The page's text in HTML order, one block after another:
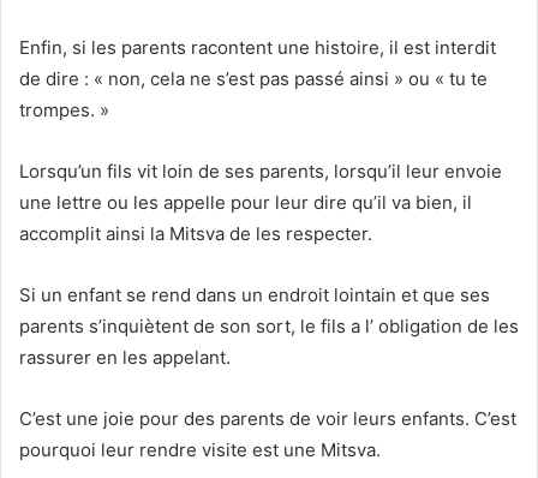
Enfin, si les parents racontent une histoire, il est interdit
de dire : « non, cela ne s’est pas passé ainsi » ou « tu te
trompes. »
Lorsqu’un fils vit loin de ses parents, lorsqu’il leur envoie
une lettre ou les appelle pour leur dire qu’il va bien, il
accomplit ainsi la Mitsva de les respecter.
Si un enfant se rend dans un endroit lointain et que ses
parents s’inquiètent de son sort, le fils a l’ obligation de les
rassurer en les appelant.
C’est une joie pour des parents de voir leurs enfants. C’est
pourquoi leur rendre visite est une Mitsva.